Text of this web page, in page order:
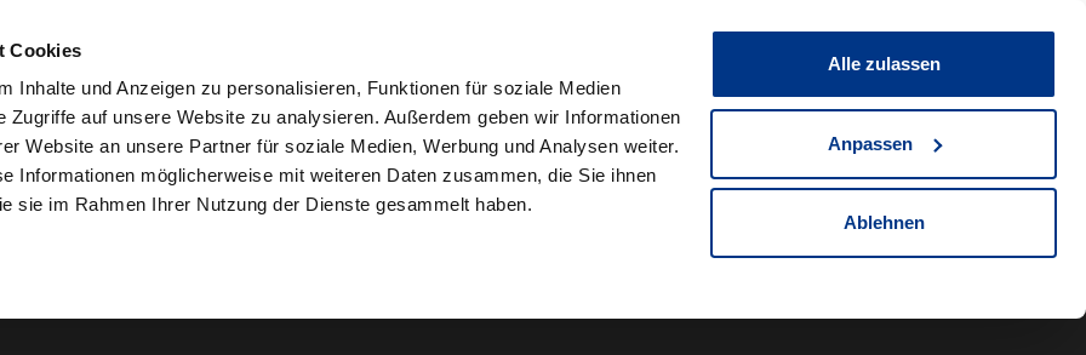
Cookies
Inhalte und Anzeigen zu personalisieren, Funktionen für soziale Medien
Zugriffe auf unsere Website zu analysieren. Außerdem geben wir Informationen
Website an unsere Partner für soziale Medien, Werbung und Analysen weiter.
Informationen möglicherweise mit weiteren Daten zusammen, die Sie ihnen
sie im Rahmen Ihrer Nutzung der Dienste gesammelt haben.
Alle zulassen
Anpassen
Ablehnen
Fahrzeug teilen Merkliste